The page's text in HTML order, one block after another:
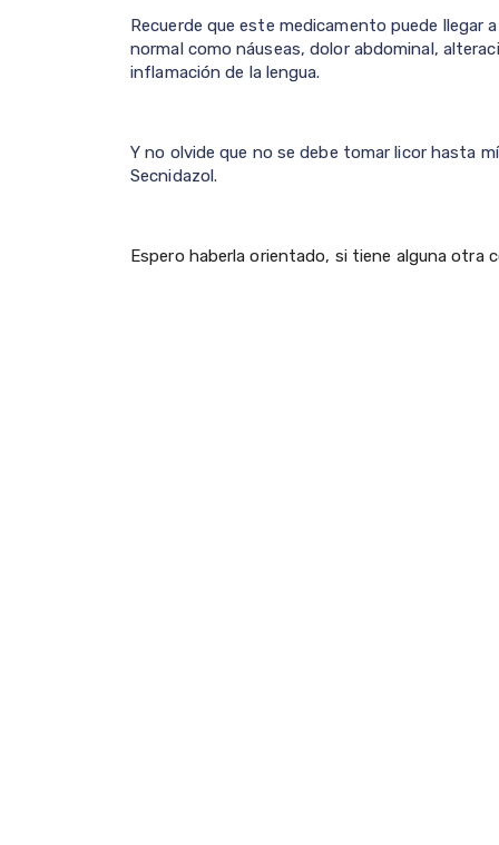
Recuerde que este medicamento puede
normal como náuseas, dolor abdominal,
inflamación de la lengua.
Y no olvide que no se debe tomar licor hasta
Secnidazol.
Espero haberla orientado, si tiene alguna otra